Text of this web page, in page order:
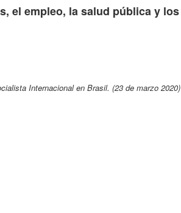
el empleo, la salud pública y los
Internacional en Brasil. (23 de marzo 2020)